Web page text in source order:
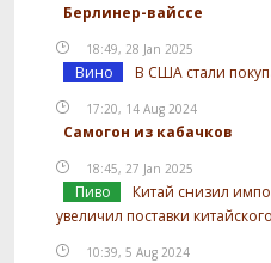
Берлинер-вайссе
18:49, 28 Jan 2025
Вино В США стали
17:20, 14 Aug 2024
Самогон из кабачков
18:45, 27 Jan 2025
Пиво
Китай снизил
увеличил поставки
10:39, 5 Aug 2024